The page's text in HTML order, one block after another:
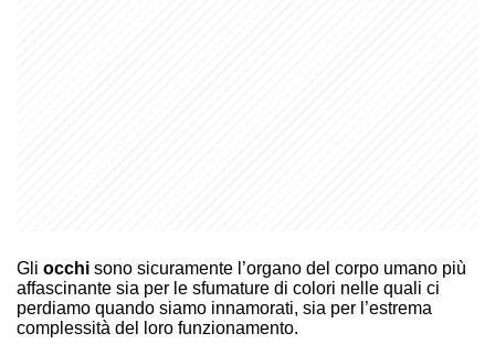
Gli occhi sono sicuramente l’organo del corpo umano più
affascinante sia per le sfumature di colori nelle quali ci
perdiamo quando siamo innamorati, sia per l’estrema
complessità del loro funzionamento.